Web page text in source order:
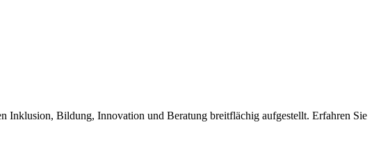
Inklusion, Bildung, Innovation und Beratung breitflächig aufgestellt. Erfahren Sie